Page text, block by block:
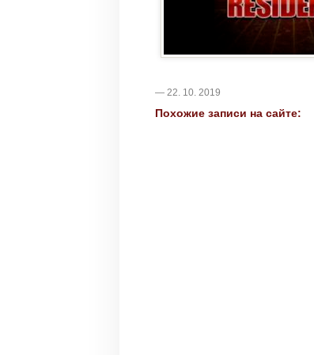
— 22. 10. 2019
Похожие записи на сайте: